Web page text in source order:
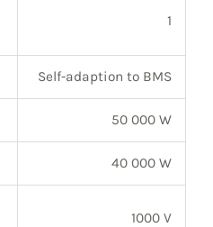
1
Self-adaption to BMS
50 000 W
40 000 W
1000 V